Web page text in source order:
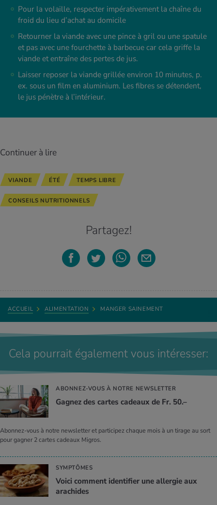
Pour la volaille, respecter impérativement la chaîne du
froid du lieu d’achat au domicile
Retourner la viande avec une pince à gril ou une spatule
et pas avec une fourchette à barbecue car cela griffe la
viande et entraîne des pertes de jus.
Laisser reposer la viande grillée environ 10 minutes, p.
ex. sous un film en aluminium. Les fibres se détendent,
le jus pénètre à l’intérieur.
Continuer à lire
VIANDE ÉTÉ TEMPS LIBRE
CONSEILS NUTRITIONNELS
Partagez!
ACCUEIL ALIMENTATION MANGER SAINEMENT
Cela pourrait également vous intéresser:
ABONNEZ-VOUS À NOTRE NEWSLETTER
Gagnez des cartes cadeaux de Fr. 50.–
Abonnez-vous à notre newsletter et participez chaque mois à un tirage au sort
pour gagner 2 cartes cadeaux Migros.
SYMPTÔMES
Voici comment identifier une allergie aux
arachides